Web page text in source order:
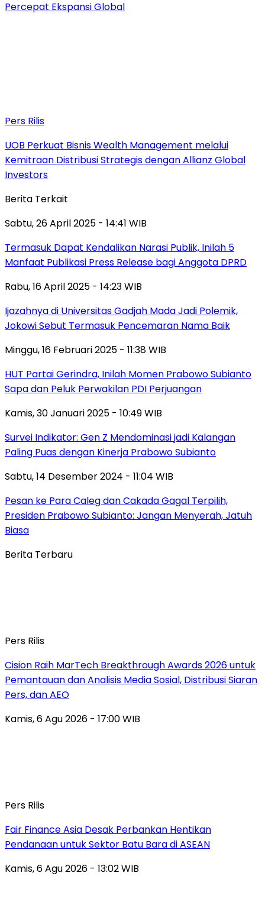
Percepat Ekspansi Global
Pers Rilis
UOB Perkuat Bisnis Wealth Management melalui
Kemitraan Distribusi Strategis dengan Allianz Global
Investors
Berita Terkait
Sabtu, 26 April 2025 - 14:41 WIB
Termasuk Dapat Kendalikan Narasi Publik, Inilah 5
Manfaat Publikasi Press Release bagi Anggota DPRD
Rabu, 16 April 2025 - 14:23 WIB
Ijazahnya di Universitas Gadjah Mada Jadi Polemik,
Jokowi Sebut Termasuk Pencemaran Nama Baik
Minggu, 16 Februari 2025 - 11:38 WIB
HUT Partai Gerindra, Inilah Momen Prabowo Subianto
Sapa dan Peluk Perwakilan PDI Perjuangan
Kamis, 30 Januari 2025 - 10:49 WIB
Survei Indikator: Gen Z Mendominasi jadi Kalangan
Paling Puas dengan Kinerja Prabowo Subianto
Sabtu, 14 Desember 2024 - 11:04 WIB
Pesan ke Para Caleg dan Cakada Gagal Terpilih,
Presiden Prabowo Subianto: Jangan Menyerah, Jatuh
Biasa
Berita Terbaru
Pers Rilis
Cision Raih MarTech Breakthrough Awards 2026 untuk
Pemantauan dan Analisis Media Sosial, Distribusi Siaran
Pers, dan AEO
Kamis, 6 Agu 2026 - 17:00 WIB
Pers Rilis
Fair Finance Asia Desak Perbankan Hentikan
Pendanaan untuk Sektor Batu Bara di ASEAN
Kamis, 6 Agu 2026 - 13:02 WIB